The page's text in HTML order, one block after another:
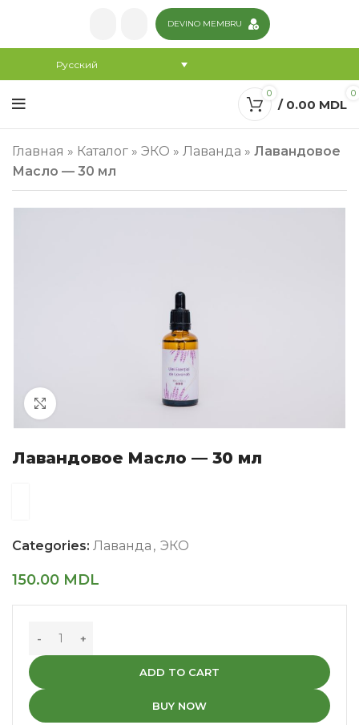
DEVINO MEMBRU
Русский
0 0
/ 0.00 MDL
Главная » Каталог » ЭКО » Лаванда » Лавандовое
Масло — 30 мл
Лавандовое Масло — 30 мл
Categories: Лаванда , ЭКО
150.00 MDL
ADD TO CART
BUY NOW